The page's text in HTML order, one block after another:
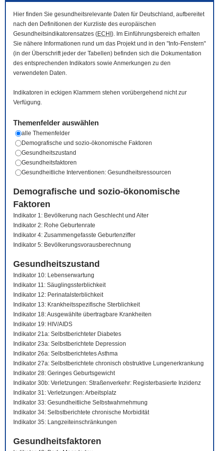
Hier finden Sie gesundheitsrelevante Daten für Deutschland, aufbereitet
nach den Definitionen der Kurzliste des europäischen
Gesundheitsindikatorensatzes (ECHI ). Im Einführungsbereich erhalten
Sie nähere Informationen rund um das Projekt und in den "Info-Fenstern"
(in der Überschrift jeder der Tabellen) befinden sich die Dokumentation
des entsprechenden Indikators sowie Anmerkungen zu den
verwendeten Daten.
Indikatoren in eckigen Klammern stehen vorübergehend nicht zur
Verfügung.
Themenfelder auswählen
alle Themenfelder
Demografische und sozio-ökonomische Faktoren
Gesundheitszustand
Gesundheitsfaktoren
Gesundheitliche Interventionen: Gesundheitsressourcen
Demografische und sozio-ökonomische
Faktoren
Indikator 1: Bevölkerung nach Geschlecht und Alter
Indikator 2: Rohe Geburtenrate
Indikator 4: Zusammengefasste Geburtenziffer
Indikator 5: Bevölkerungsvorausberechnung
Gesundheitszustand
Indikator 10: Lebenserwartung
Indikator 11: Säuglingssterblichkeit
Indikator 12: Perinatalsterblichkeit
Indikator 13: Krankheitsspezifische Sterblichkeit
Indikator 18: Ausgewählte übertragbare Krankheiten
Indikator 19: HIV/AIDS
Indikator 21a: Selbstberichteter Diabetes
Indikator 23a: Selbstberichtete Depression
Indikator 26a: Selbstberichtetes Asthma
Indikator 27a: Selbstberichtete chronisch obstruktive Lungenerkrankung
Indikator 28: Geringes Geburtsgewicht
Indikator 30b: Verletzungen: Straßenverkehr: Registerbasierte Inzidenz
Indikator 31: Verletzungen: Arbeitsplatz
Indikator 33: Gesundheitliche Selbstwahrnehmung
Indikator 34: Selbstberichtete chronische Morbidität
Indikator 35: Langzeiteinschränkungen
Gesundheitsfaktoren